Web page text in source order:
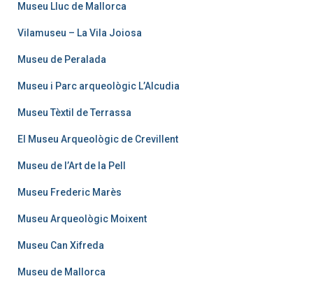
Museu Lluc de Mallorca
Vilamuseu – La Vila Joiosa
Museu de Peralada
Museu i Parc arqueològic L’Alcudia
Museu Tèxtil de Terrassa
El Museu Arqueològic de Crevillent
Museu de l’Art de la Pell
Museu Frederic Marès
Museu Arqueològic Moixent
Museu Can Xifreda
Museu de Mallorca